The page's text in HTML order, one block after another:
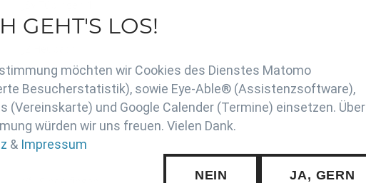
SC Kustusch
KJC Ravensburg
JSV Tübingen 2
GEHT'S LOS!
möchten wir Cookies des Dienstes Matomo
Besucherstatistik), sowie Eye-Able® (Assistenzsoftware),
(Vereinskarte) und Google Calender (Termine) einsetzen. Über
würden wir uns freuen. Vielen Dank.
& Impressum
NEIN JA, GERN